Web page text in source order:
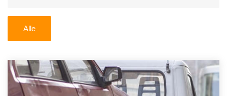
U kunt er ook voor kiezen om direct uw sloopauto te
verkopen en op te laten halen door de Sloopauto
Ophaaldienst van Autosloperijen.nl. Wij kunnen uw
Alle